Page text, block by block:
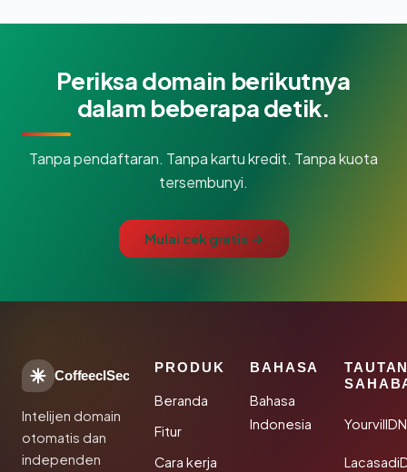
Periksa domain berikutnya
dalam beberapa detik.
Tanpa pendaftaran. Tanpa kartu kredit. Tanpa kuota
tersembunyi.
Mulai cek gratis →
CoffeeclSec
Intelijen domain
otomatis dan
independen
PRODUK
Beranda
Fitur
Cara kerja
BAHASA
Bahasa
Indonesia